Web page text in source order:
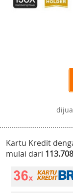
Kartu Kredit
mulai dari